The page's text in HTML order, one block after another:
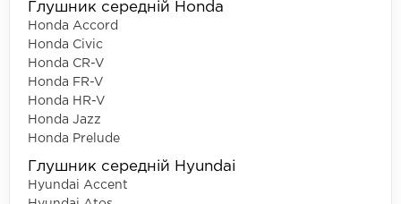
Глушник середній Honda
Honda Accord
Honda Civic
Honda CR-V
Honda FR-V
Honda HR-V
Honda Jazz
Honda Prelude
Глушник середній Hyundai
Hyundai Accent